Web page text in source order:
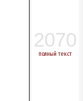
2070
полный текст